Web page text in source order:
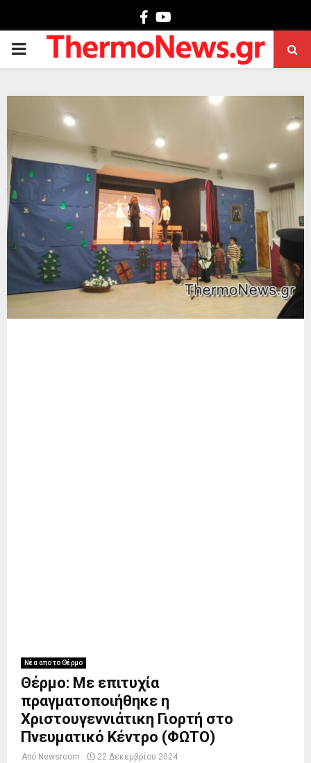
Facebook
PRIMARY
Νέα απο το Θέρμο
Θέρμο: Με επιτυχία
πραγματοποιήθηκε η
Χριστουγεννιάτικη Γιορτή στο
Πνευματικό Κέντρο (ΦΩΤΟ)
Από Newsroom 22 Δεκεμβρίου 2024